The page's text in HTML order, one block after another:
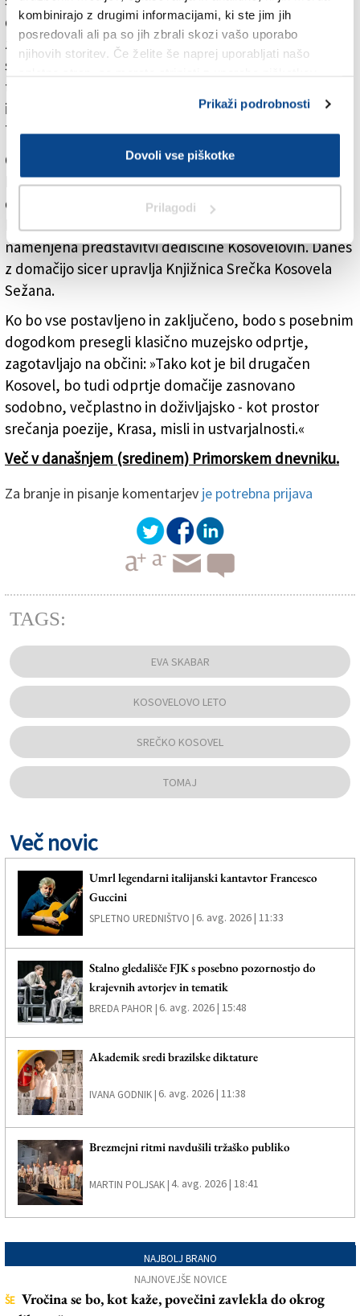
kombinirajo z drugimi informacijami, ki ste jim jih
posredovali ali pa so jih zbrali skozi vašo uporabo
njihovih storitev. Če želite še naprej uporabljati našo
Prikaži podrobnosti
Dovoli vse piškotke
Prilagodi
dreves, skupnostnim zeliščnim vrtom in urejenimi
zunanjimi površinami za dogodke na prostem,« so
sporočili. Domačija bo povezana tudi z razvojem
trajnostnega in kulturnega turizma ter bo služila kot
izhodišče za pohodniške poti med Sežano in
Tomajem.
Občina Sežana je leta 1966 s preminulo Aino Kosovel,
hčerjo Srečkovega brata Stana in poslednjo potomko
družine Kosovel, podpisala dogovor in se zavezala, da
bo domačija ohranjena kot kulturni spomenik in
namenjena predstavitvi dediščine Kosovelovih. Danes
z domačijo sicer upravlja Knjižnica Srečka Kosovela
Sežana.
Ko bo vse postavljeno in zaključeno, bodo s posebnim
dogodkom presegli klasično muzejsko odprtje,
zagotavljajo na občini: »Tako kot je bil drugačen
Kosovel, bo tudi odprtje domačije zasnovano
sodobno, večplastno in doživljajsko - kot prostor
srečanja poezije, Krasa, misli in ustvarjalnosti.«
Več v današnjem (sredinem) Primorskem dnevniku.
Za branje in pisanje komentarjev je potrebna prijava
TAGS:
EVA SKABAR
KOSOVELOVO LETO
SREČKO KOSOVEL
TOMAJ
Več novic
Umrl legendarni italijanski kantavtor Francesco
Guccini
SPLETNO UREDNIŠTVO | 6. avg. 2026 | 11:33
Stalno gledališče FJK s posebno pozornostjo do
krajevnih avtorjev in tematik
BREDA PAHOR | 6. avg. 2026 | 15:48
Akademik sredi brazilske diktature
IVANA GODNIK | 6. avg. 2026 | 11:38
Brezmejni ritmi navdušili tržaško publiko
MARTIN POLJSAK |4. avg. 2026 | 18:41
NAJBOLJ BRANO
NAJNOVEJŠE NOVICE
ŠE Vročina se bo, kot kaže, povečini zavlekla do okrog